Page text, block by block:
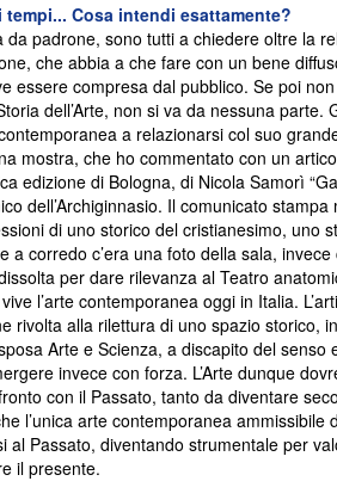
Cosa intendi esattamente?
da padrone, sono tutti a chiedere oltre la
che abbia a che fare con un bene
essere compresa dal pubblico. Se poi
dell’Arte, non si va da nessuna parte.
a relazionarsi col suo
mostra, che ho commentato con un
edizione di Bologna, di Nicola Samorì
dell’Archiginnasio. Il comunicato
di uno storico del cristianesimo, uno
a corredo c’era una foto della sala, invece
per dare rilevanza al Teatro
l’arte contemporanea oggi in Italia.
rivolta alla rilettura di uno spazio storico,
Arte e Scienza, a discapito del senso
invece con forza. L’Arte dunque
con il Passato, tanto da diventare
l’unica arte contemporanea ammissibile
al Passato, diventando strumentale per
il presente.